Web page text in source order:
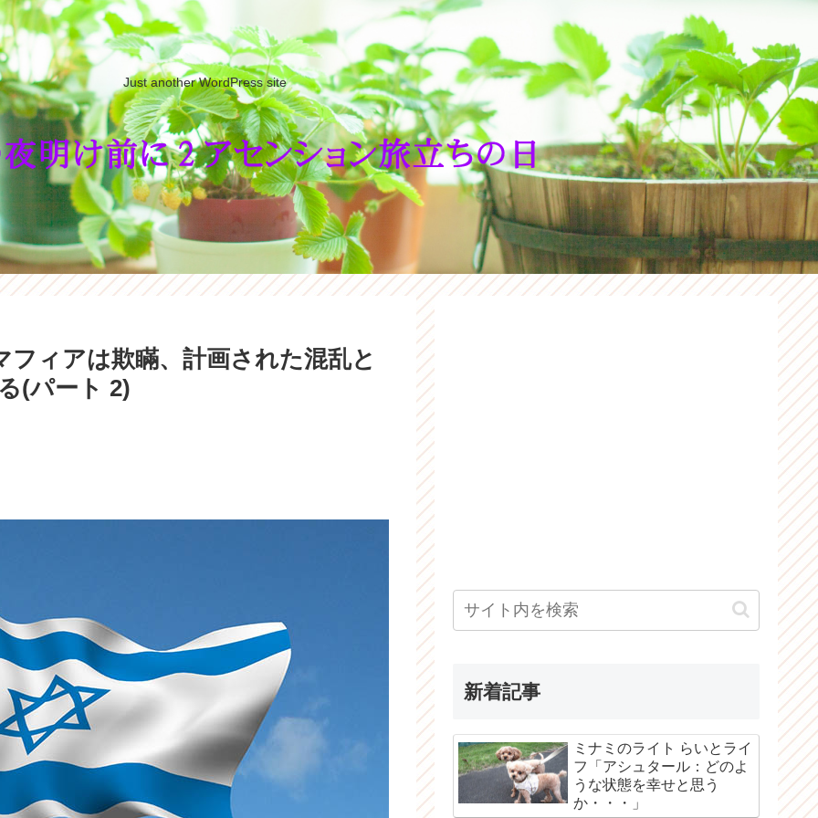
Just another WordPress site
ィアは欺瞞、計画された混乱と
(パート 2)
新着記事
ミナミのライト らいとライ
フ「アシュタール：どのよ
うな状態を幸せと思う
か・・・」